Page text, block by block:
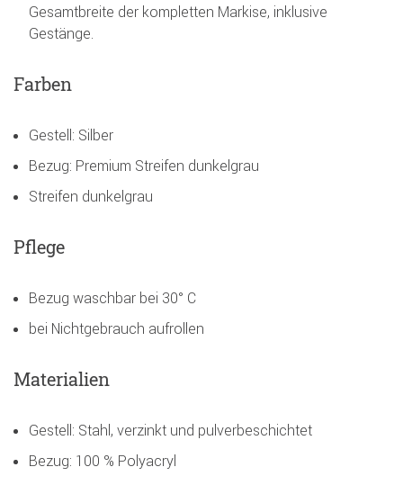
Gesamtbreite der kompletten Markise, inklusive
Gestänge.
Farben
Gestell: Silber
Bezug: Premium Streifen dunkelgrau
Streifen dunkelgrau
Pflege
Bezug waschbar bei 30° C
bei Nichtgebrauch aufrollen
Materialien
Gestell: Stahl, verzinkt und pulverbeschichtet
Bezug: 100 % Polyacryl